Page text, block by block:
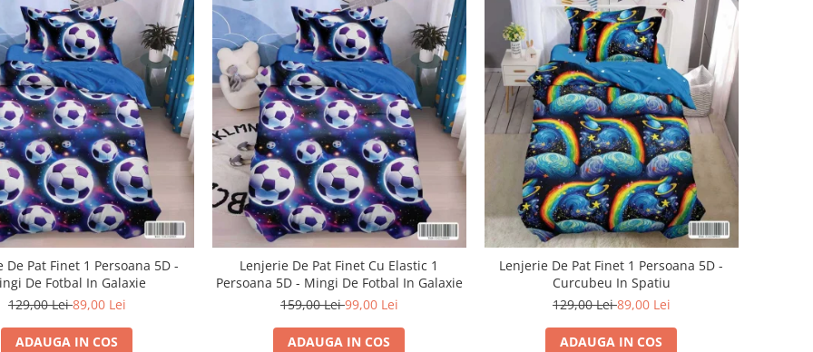
De Pat Finet 1 Persoana 5D -
De Fotbal In Galaxie
129,00 Lei89,00 Lei
ADAUGA IN COS
Lenjerie De Pat Finet Cu Elastic 1
Persoana 5D - Mingi De Fotbal In Galaxie
159,00 Lei99,00 Lei
ADAUGA IN COS
Lenjerie De Pat Finet 1 Persoana 5D -
Curcubeu In Spatiu
129,00 Lei89,00 Lei
ADAUGA IN COS